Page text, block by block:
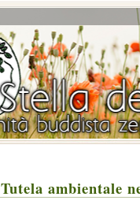
Tutela ambientale